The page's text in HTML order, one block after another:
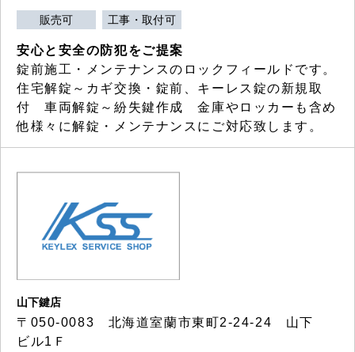
販売可 工事・取付可
安心と安全の防犯をご提案
錠前施工・メンテナンスのロックフィールドです。
住宅解錠～カギ交換・錠前、キーレス錠の新規取
付 車両解錠～紛失鍵作成 金庫やロッカーも含め
他様々に解錠・メンテナンスにご対応致します。
山下鍵店
〒050-0083 北海道室蘭市東町2-24-24 山下
ビル1Ｆ